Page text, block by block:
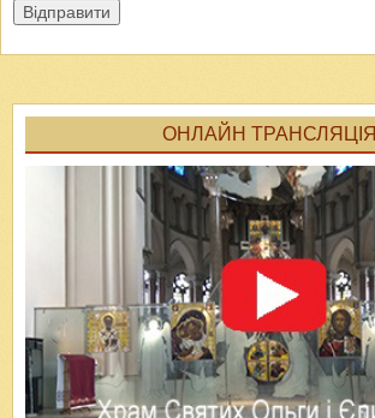
Відправити
ОНЛАЙН ТРАНСЛЯЦІЯ